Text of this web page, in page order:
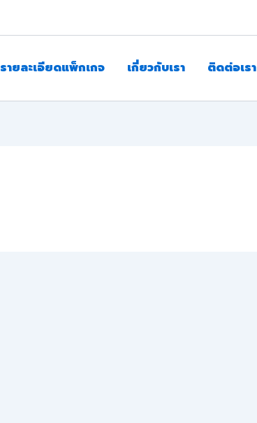
รายละเอียดแพ็กเกจ เกี่ยวกับเรา ติดต่อเรา